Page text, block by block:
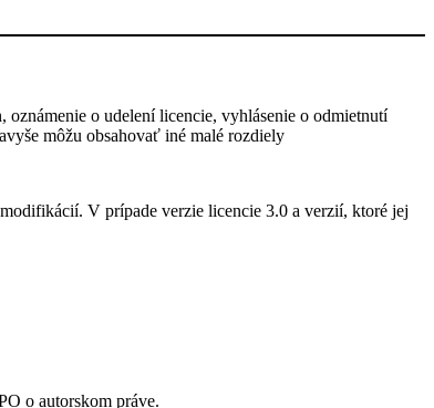
o udelení licencie, vyhlásenie o odmietnutí
môžu obsahovať iné malé rozdiely
V prípade verzie licencie 3.0 a verzií, ktoré jej
o autorskom práve.